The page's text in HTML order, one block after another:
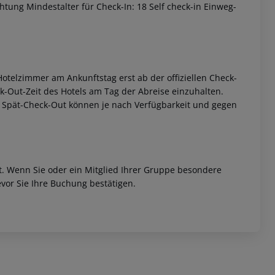
Mindestalter für Check-In: 18 Self check-in Einweg-
am Ankunftstag erst ab der offiziellen Check-
Out-Zeit des Hotels am Tag der Abreise einzuhalten.
Check-Out können je nach Verfügbarkeit und gegen
Sie oder ein Mitglied Ihrer Gruppe besondere
Sie Ihre Buchung bestätigen.
akzeptieren